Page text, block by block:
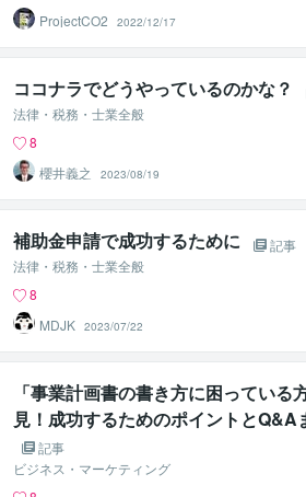
ProjectCO2
2022/12/17
ココナラでどうやっているのかな？
法律・税務・士業全般
8
櫻井義之
2023/08/19
補助金申請で成功するために
記事
法律・税務・士業全般
8
MDJK 2023/07/22
「事業計画書の書き方に困っている
見！成功するためのポイントとQ&A
め」記事
ビジネス・マーケティング